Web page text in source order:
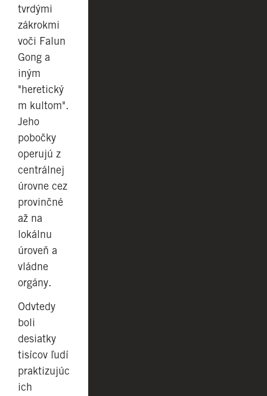
tvrdými
zákrokmi
voči Falun
Gong a
iným
"heretický
m kultom".
Jeho
pobočky
operujú z
centrálnej
úrovne cez
provinčné
až na
lokálnu
úroveň a
vládne
orgány.
Odvtedy
boli
desiatky
tisícov ľudí
praktizujúc
ich